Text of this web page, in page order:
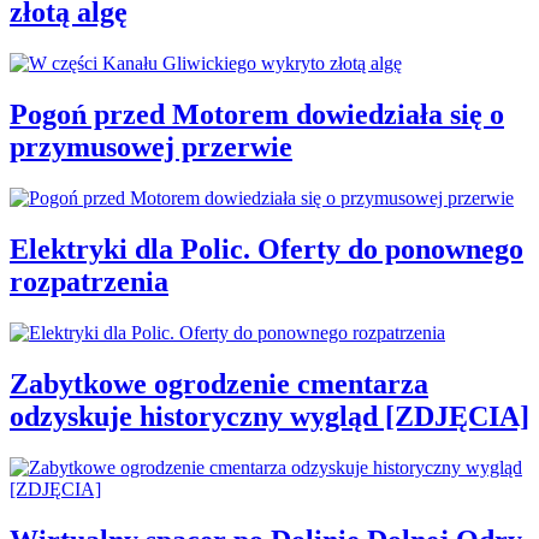
złotą algę
Pogoń przed Motorem dowiedziała się o
przymusowej przerwie
Elektryki dla Polic. Oferty do ponownego
rozpatrzenia
Zabytkowe ogrodzenie cmentarza
odzyskuje historyczny wygląd [ZDJĘCIA]